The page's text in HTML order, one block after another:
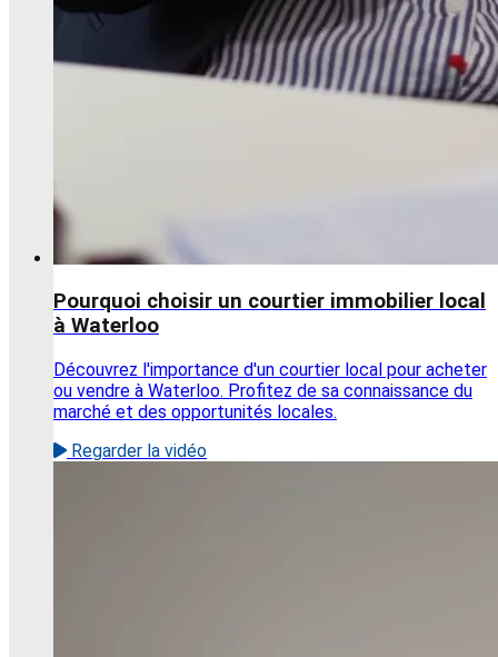
Pourquoi choisir un courtier immobilier local
à Waterloo
Découvrez l'importance d'un courtier local pour acheter
ou vendre à Waterloo. Profitez de sa connaissance du
marché et des opportunités locales.
Regarder la vidéo